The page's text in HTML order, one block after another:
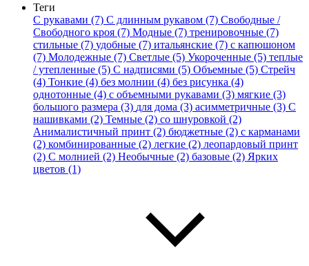
Теги
С рукавами (7) С длинным рукавом (7) Свободные /
Свободного кроя (7) Модные (7) тренировочные (7)
стильные (7) удобные (7) итальянские (7) с капюшоном
(7) Молодежные (7) Светлые (5) Укороченные (5) теплые
/ утепленные (5) С надписями (5) Объемные (5) Стрейч
(4) Тонкие (4) без молнии (4) без рисунка (4)
однотонные (4) с объемными рукавами (3) мягкие (3)
большого размера (3) для дома (3) асимметричные (3) С
нашивками (2) Темные (2) со шнуровкой (2)
Анималистичный принт (2) бюджетные (2) с карманами
(2) комбинированные (2) легкие (2) леопардовый принт
(2) С молнией (2) Необычные (2) базовые (2) Ярких
цветов (1)